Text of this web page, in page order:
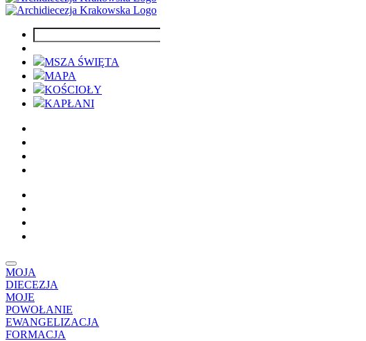
MSZA ŚWIĘTA
MAPA
KOŚCIOŁY
KAPŁANI
MOJA
DIECEZJA
MOJE
POWOŁANIE
EWANGELIZACJA
FORMACJA